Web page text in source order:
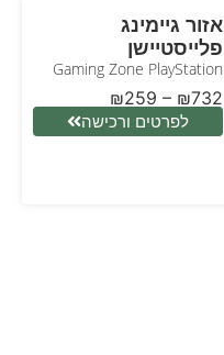
אזור גיימינג
פלייסטיישן
Gaming Zone PlayStation
₪259 – ₪732
לפרטים ורכישה